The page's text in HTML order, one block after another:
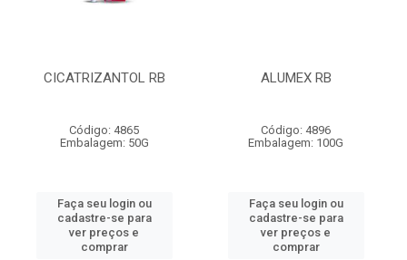
CICATRIZANTOL RB
Código: 4865
Embalagem: 50G
Faça seu login ou
cadastre-se para
ver preços e
comprar
ALUMEX RB
Código: 4896
Embalagem: 100G
Faça seu login ou
cadastre-se para
ver preços e
comprar